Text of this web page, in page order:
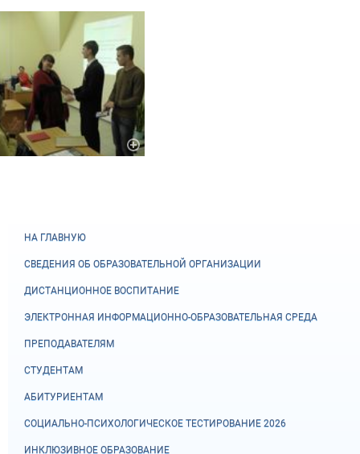
НА ГЛАВНУЮ
СВЕДЕНИЯ ОБ ОБРАЗОВАТЕЛЬНОЙ ОРГАНИЗАЦИИ
ДИСТАНЦИОННОЕ ВОСПИТАНИЕ
ЭЛЕКТРОННАЯ ИНФОРМАЦИОННО-ОБРАЗОВАТЕЛЬНАЯ СРЕДА
ПРЕПОДАВАТЕЛЯМ
СТУДЕНТАМ
АБИТУРИЕНТАМ
СОЦИАЛЬНО-ПСИХОЛОГИЧЕСКОЕ ТЕСТИРОВАНИЕ 2026
ИНКЛЮЗИВНОЕ ОБРАЗОВАНИЕ